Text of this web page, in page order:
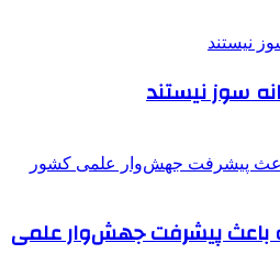
سوز نیستند
باعث پیشرفت جهش‌وار علمی